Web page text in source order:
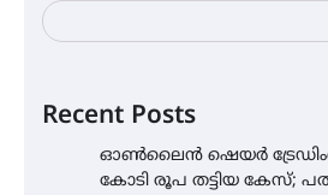
Recent Posts
ഓൺലൈൻ ഷെയർ
കോടി രൂപ തട്ടിയ കേസ്;